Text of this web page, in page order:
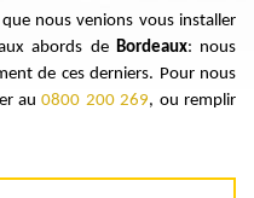
nous venions vous installer
abords de Bordeaux: nous
de ces derniers. Pour nous
au0800 200 269, ou remplir